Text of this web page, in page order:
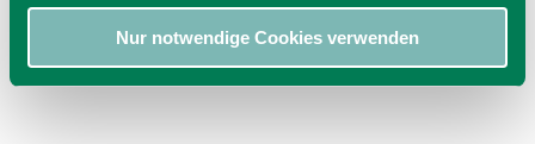
Nur notwendige Cookies verwenden